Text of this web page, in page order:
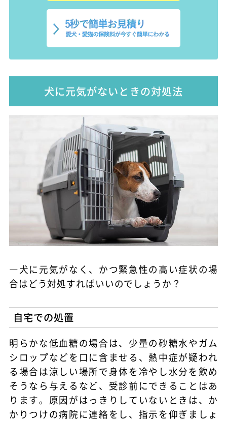
犬に元気がないときの対処法
―犬に元気がなく、かつ緊急性の高い症状の場
合はどう対処すればいいのでしょうか？
自宅での処置
明らかな低血糖の場合は、少量の砂糖水やガム
シロップなどを口に含ませる、熱中症が疑われ
る場合は涼しい場所で身体を冷やし水分を飲め
そうなら与えるなど、受診前にできることはあ
ります。原因がはっきりしていないときは、か
かりつけの病院に連絡をし、指示を仰ぎましょ